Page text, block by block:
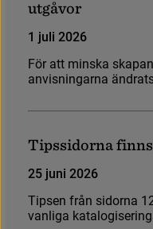
utgåvor
1 juli 2026
För att minska skapan
anvisningarna ändrat
Tipssidornafinns
25 juni 2026
Tipsen från sidorna 1
vanliga katalogisering